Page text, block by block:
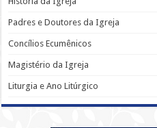
Padres e Doutores da Igreja
Concílios Ecumênicos
Magistério da Igreja
Liturgia e Ano Litúrgico